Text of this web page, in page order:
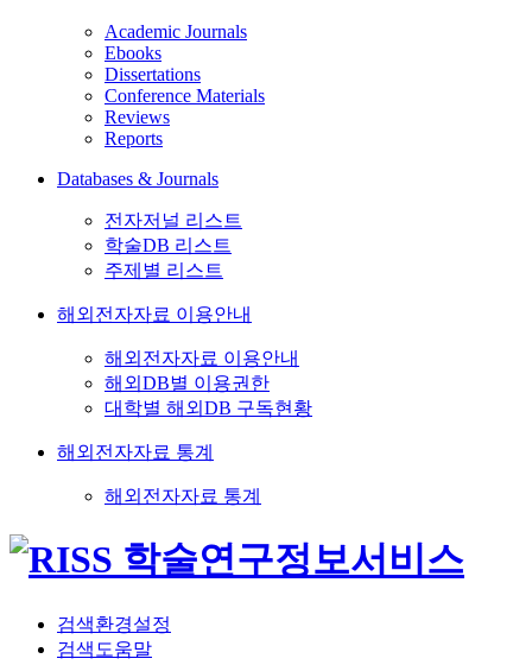
Academic Journals
Ebooks
Dissertations
Conference Materials
Reviews
Reports
Databases & Journals
전자저널 리스트
학술DB 리스트
주제별 리스트
해외전자자료 이용안내
해외전자자료 이용안내
해외DB별 이용권한
대학별 해외DB 구독현황
해외전자자료 통계
해외전자자료 통계
검색환경설정
검색도움말